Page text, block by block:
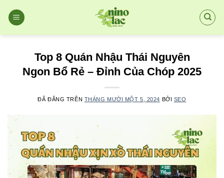
đến
Top 8 Quán Nhậu Thái Nguyên
Ngon Bổ Rẻ – Đỉnh Của Chóp 2025
ĐÃ ĐĂNG TRÊN THÁNG MƯỜI MỘT 5, 2024 BỞI SEO